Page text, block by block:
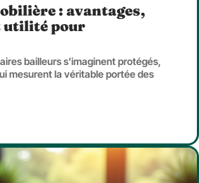
: avantages,
utilité pour
bailleurs s'imaginent protégés,
mesurent la véritable portée des